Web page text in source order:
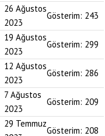
26 Ağustos
2023
Gösterim: 243
19 Ağustos
2023
Gösterim: 299
12 Ağustos
2023
Gösterim: 286
7 Ağustos
2023
Gösterim: 209
29 Temmuz
Gösterim: 208